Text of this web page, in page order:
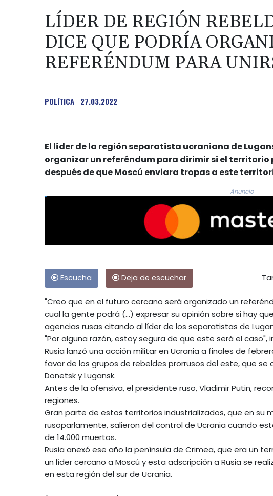
LÍDER DE REGIÓN
DICE QUE PODRÍA
REFERÉNDUM PARA
POLíTICA 27.03.2022
El líder de la región separatista ucraniana de
organizar un referéndum para dirimir si el territorio
después de que Moscú enviara tropas a este
Anuncio
Escucha Deja de escuchar
"Creo que en el futuro cercano será organizado un
cual la gente podrá (...) expresar su opinión sobre si hay
agencias rusas citando al líder de los separatistas de
"Por alguna razón, estoy segura de que este será el caso",
Rusia lanzó una acción militar en Ucrania a finales de
favor de los grupos de rebeldes prorrusos del este, que
Donetsk y Lugansk.
Antes de la ofensiva, el presidente ruso, Vladimir Putin,
regiones.
Gran parte de estos territorios industrializados, que en su
rusoparlamente, salieron del control de Ucrania cuando
de 14.000 muertos.
Rusia anexó ese año la península de Crimea, que era un
un líder cercano a Moscú y esta adscripción a Rusia se
en esta región del sur de Ucrania.